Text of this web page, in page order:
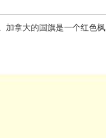
加拿大的国旗是一个红色枫